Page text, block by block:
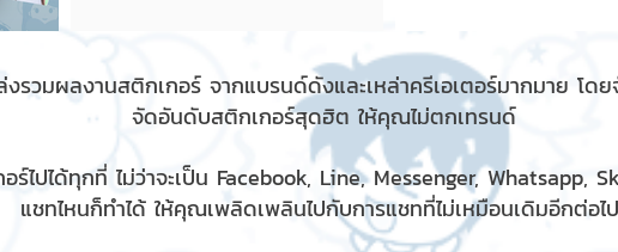
รวมผลงานสติกเกอร์ จากแบรนด์ดังและเหล่าครีเอเตอร์มากมาย โด
จัดอันดับสติกเกอร์สุดฮิต ให้คุณไม่ตกเทรนด์
ไปได้ทุกที่ ไม่ว่าจะเป็น Facebook, Line, Messenger, Whatsapp,
แชทไหนก็ทำได้ ให้คุณเพลิดเพลินไปกับการแชทที่ไม่เหมือนเดิมอีกต่อไ